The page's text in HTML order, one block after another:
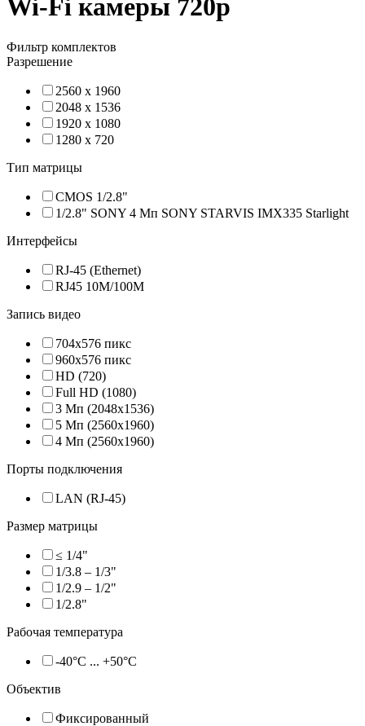
Wi-Fi камеры 720p
Фильтр комплектов
Разрешение
2560 x 1960
2048 x 1536
1920 x 1080
1280 x 720
Тип матрицы
CMOS 1/2.8"
1/2.8" SONY 4 Мп SONY STARVIS IMX335 Starlight
Интерфейсы
RJ-45 (Ethernet)
RJ45 10M/100M
Запись видео
704x576 пикс
960x576 пикс
HD (720)
Full HD (1080)
3 Мп (2048х1536)
5 Мп (2560х1960)
4 Мп (2560х1960)
Порты подключения
LAN (RJ-45)
Размер матрицы
≤ 1/4"
1/3.8 – 1/3"
1/2.9 – 1/2"
1/2.8"
Рабочая температура
-40°C ... +50°C
Объектив
Фиксированный